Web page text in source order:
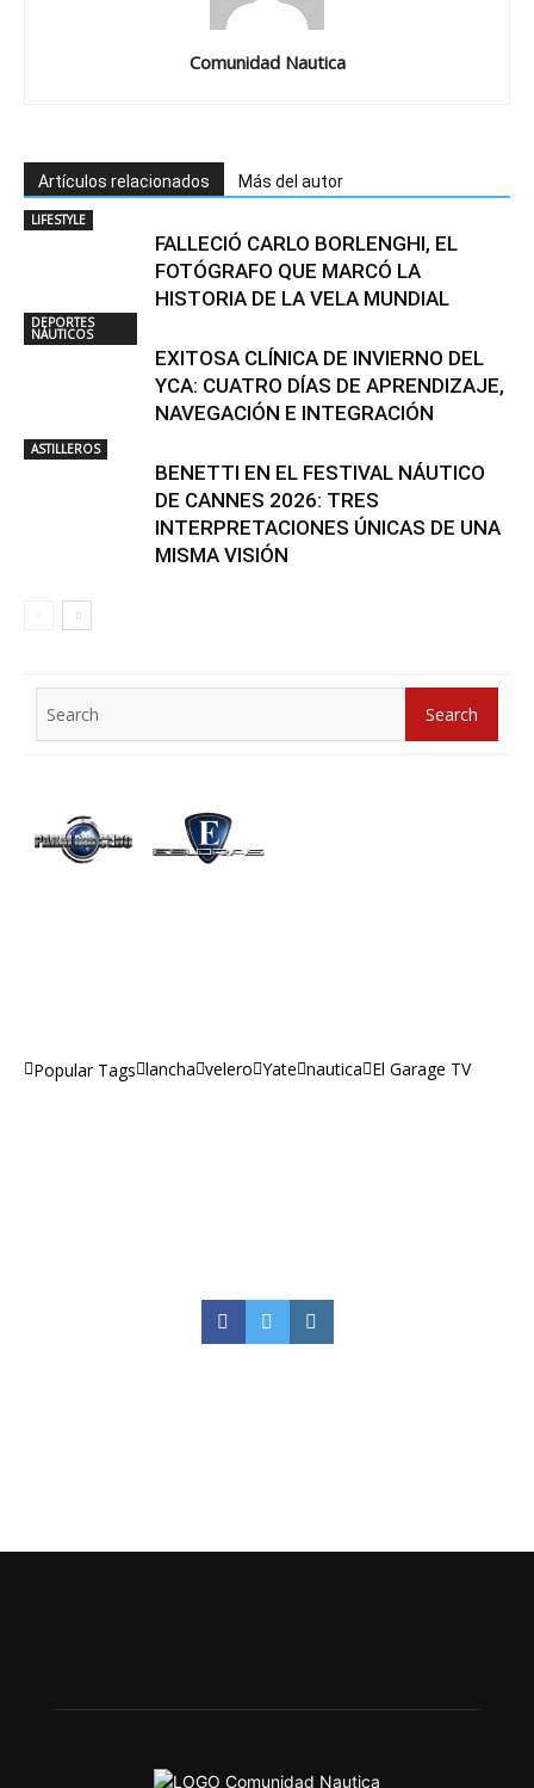
Comunidad Nautica
Artículos relacionados Más del autor
LIFESTYLE
FALLECIÓ CARLO BORLENGHI, EL
FOTÓGRAFO QUE MARCÓ LA
HISTORIA DE LA VELA MUNDIAL
DEPORTES
NÁUTICOS
EXITOSA CLÍNICA DE INVIERNO DEL
YCA: CUATRO DÍAS DE APRENDIZAJE,
NAVEGACIÓN E INTEGRACIÓN
ASTILLEROS
BENETTI EN EL FESTIVAL NÁUTICO
DE CANNES 2026: TRES
INTERPRETACIONES ÚNICAS DE UNA
MISMA VISIÓN
for:
Search
Popular Tags lancha velero Yate nautica El Garage TV
FacebookTwitterInstagram